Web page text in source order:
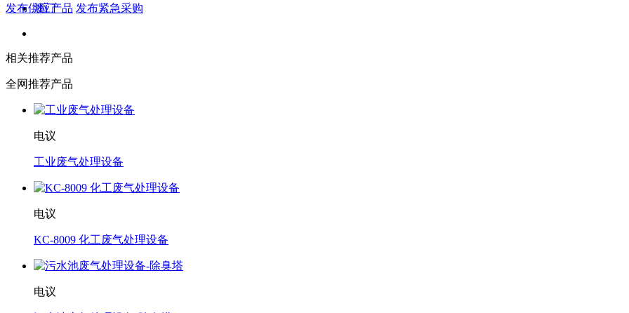
澳门
发布供应产品 发布紧急采购
相关推荐产品
全网推荐产品
电议
工业废气处理设备
电议
KC-8009 化工废气处理设备
电议